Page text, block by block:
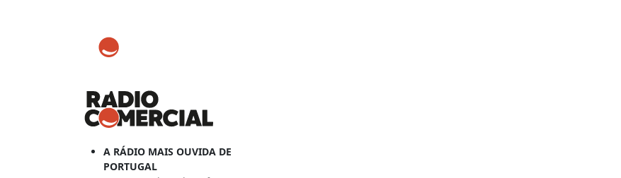
A RÁDIO MAIS OUVIDA DE
PORTUGAL